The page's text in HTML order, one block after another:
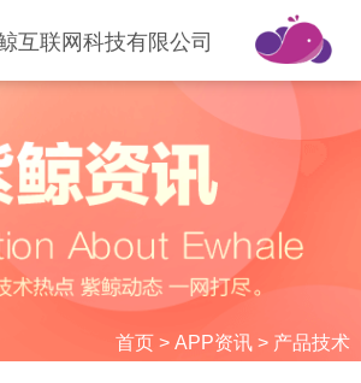
互联网科技有限公司
首页> APP资讯> 产品技术